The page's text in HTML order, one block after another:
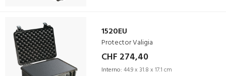
1520EU
Protector Valigia
CHF 274,40
Interno: 44.9 x 31.8 x 17.1 cm